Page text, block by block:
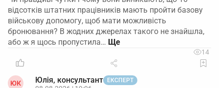
відсотків штатних працівників мають пройти базову
військову допомогу, щоб мати можливість
бронювання? В жодних джерелах такого не знайшла,
або ж я щось пропустила…
14
ЮК Юлія, консультант ЕКСПЕРТ